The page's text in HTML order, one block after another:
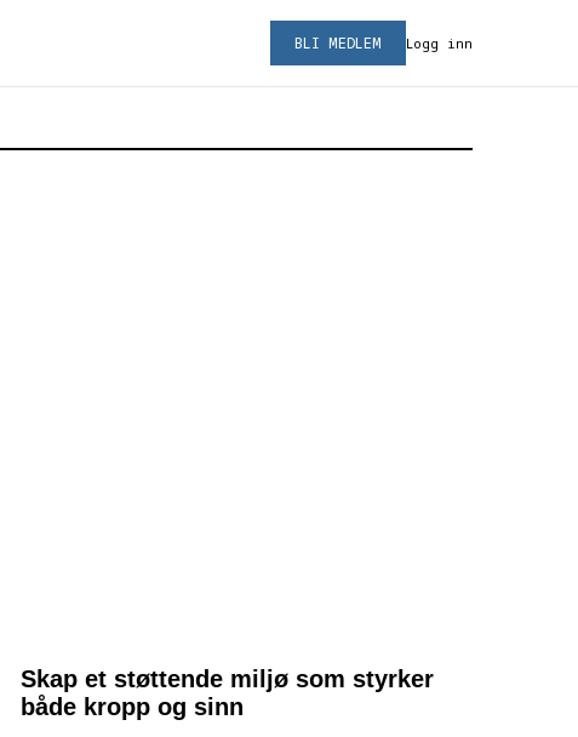
Logg inn
BLI MEDLEM
Skap et støttende miljø som styrker
både kropp og sinn